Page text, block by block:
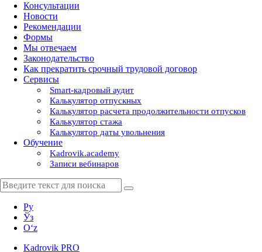
Консультации
Новости
Рекомендации
Формы
Мы отвечаем
Законодательство
Как прекратить срочный трудовой договор
Сервисы
Smart-кадровый аудит
Калькулятор отпускных
Калькулятор расчета продолжительности отпусков
Калькулятор стажа
Калькулятор даты увольнения
Обучение
Kadrovik.academy
Записи вебинаров
Ру
Ўз
Oʻz
Kadrovik PRO